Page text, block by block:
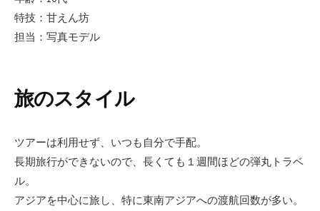
特技：甘えん坊
担当：写真モデル
旅のスタイル
ツアーは利用せず、いつも自分で手配。
長期旅行ができないので、長くても１週間ほどの弾丸トラベ
ル。
アジアを中心に旅し、特に東南アジアへの渡航回数が多い。